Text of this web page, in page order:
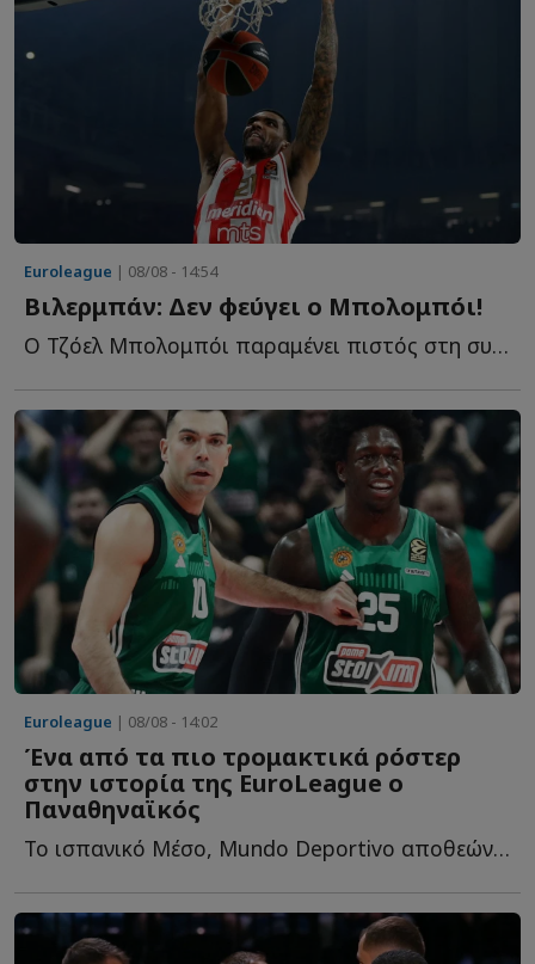
Euroleague | 08/08 - 14:54
Βιλερμπάν: Δεν φεύγει ο Μπολομπόι!
Ο Τζόελ Μπολομπόι παραμένει πιστός στη συμφωνία του μ...
Euroleague | 08/08 - 14:02
Ένα από τα πιο τρομακτικά ρόστερ
στην ιστορία της EuroLeague ο
Παναθηναϊκός
Το ισπανικό Μέσο, Mundo Deportivo αποθεώνει το ρόστερ του «...